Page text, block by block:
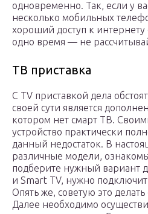
одновременно. Так, если у
несколько мобильных
хороший доступ к интернету
одно время — не
ТВ приставка
С TV приставкой дела
своей сути является
котором нет смарт ТВ.
устройство практически
данный недостаток. В
различные модели,
подберите нужный вариант
и Smart ТV, нужно
Опять же, советую это
Далее необходимо